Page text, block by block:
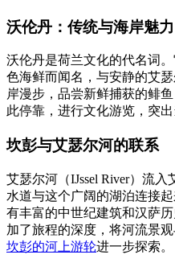
沃伦丹：传统与海岸魅力
沃伦丹是荷兰文化的代名词
色海鲜而闻名，与安静的艾
岸漫步，品尝新鲜捕获的鲱
此停靠，进行文化游览，突出
坎彭与艾瑟尔河的联系
艾瑟尔河（IJssel River）流入
水道与这个广阔的湖泊连接
有丰富的中世纪建筑和汉萨
加了旅程的深度，将河流景
坎彭的河上游轮进一步探索。